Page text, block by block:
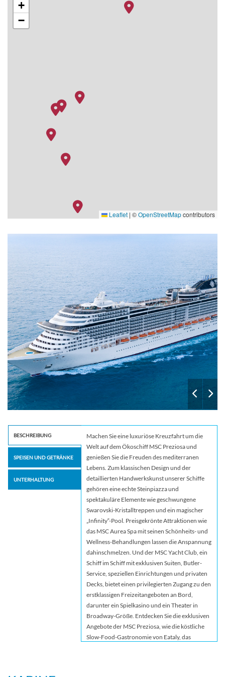
+
−
Leaflet | ©OpenStreetMapcontributors
BESCHREIBUNG
SPEISEN UND GETRÄNKE
UNTERHALTUNG
Machen Sie eine luxuriöse Kreuzfahrt um die
Welt auf dem Ökoschiff MSC Preziosa und
genießen Sie die Freuden des mediterranen
Lebens. Zum klassischen Design und der
detaillierten Handwerkskunst unserer Schiffe
gehören eine echte Steinpiazza und
spektakuläre Elemente wie geschwungene
Swarovski-Kristalltreppen und ein magischer
„Infinity“-Pool. Preisgekrönte Attraktionen wie
das MSC Aurea Spa mit seinen Schönheits- und
Wellness-Behandlungen lassen die Anspannung
dahinschmelzen. Und der MSC Yacht Club, ein
Schiff im Schiff mit exklusiven Suiten, Butler-
Service, speziellen Einrichtungen und privaten
Decks, bietet einen privilegierten Zugang zu den
erstklassigen Freizeitangeboten an Bord,
darunter ein Spielkasino und ein Theater in
Broadway-Größe. Entdecken Sie die exklusiven
Angebote der MSC Preziosa, wie die köstliche
Slow-Food-Gastronomie von Eataly, das